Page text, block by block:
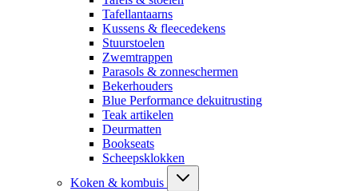
Tafellantaarns
Kussens & fleecedekens
Stuurstoelen
Zwemtrappen
Parasols & zonneschermen
Bekerhouders
Blue Performance dekuitrusting
Teak artikelen
Deurmatten
Bookseats
Scheepsklokken
Koken & kombuis